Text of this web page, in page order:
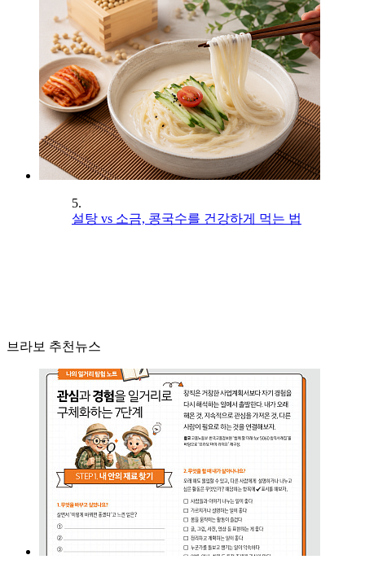
5.
설탕 vs 소금, 콩국수를 건강하게 먹는 법
브라보 추천뉴스